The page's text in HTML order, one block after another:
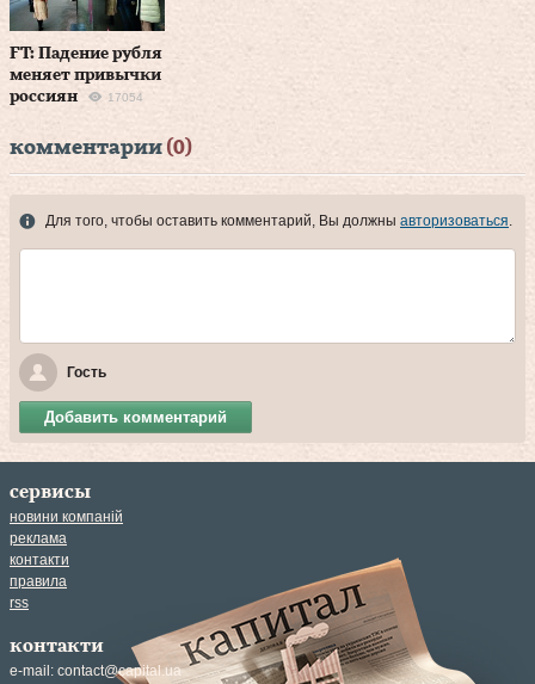
FT: Падение рубля
меняет привычки
россиян
17054
комментарии (0)
Для того, чтобы оставить комментарий, Вы должны авторизоваться
Гость
Добавить комментарий
сервисы
новини компаній
реклама
контакти
правила
rss
контакти
e-mail: contact@capital.ua